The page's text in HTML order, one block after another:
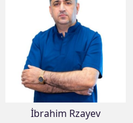
İbrahim Rzayev